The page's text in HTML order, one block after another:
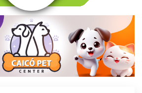
v
g
t
i
o
n